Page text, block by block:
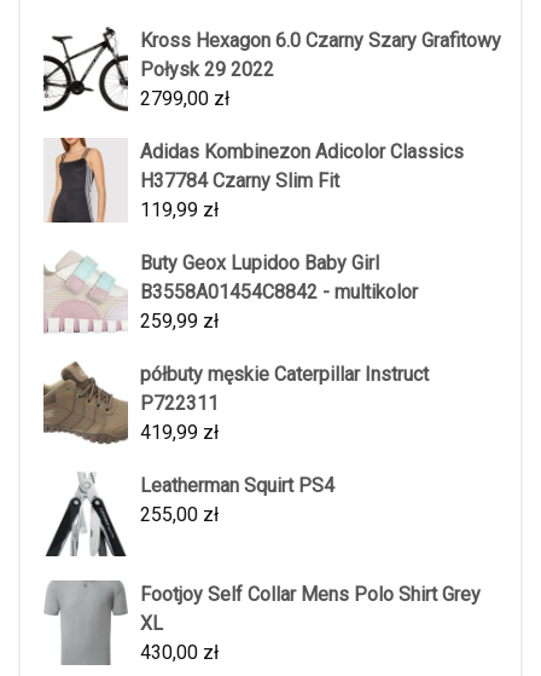
Kross Hexagon 6.0 Czarny Szary Grafitowy
Połysk 29 2022
2799,00 zł
Adidas Kombinezon Adicolor Classics
H37784 Czarny Slim Fit
119,99 zł
Buty Geox Lupidoo Baby Girl
B3558A01454C8842 - multikolor
259,99 zł
półbuty męskie Caterpillar Instruct
P722311
419,99 zł
Leatherman Squirt PS4
255,00 zł
Footjoy Self Collar Mens Polo Shirt Grey
XL
430,00 zł